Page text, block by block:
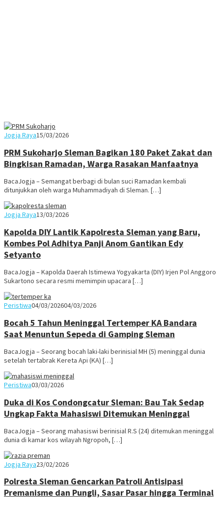
Jogja RayaJuno
15/03/2026
PRM Sukoharjo Sleman Bagikan 180 Paket Zakat dan
Bingkisan Ramadan, Warga Rasakan Manfaatnya
BacaJogja – Semangat berbagi di bulan suci Ramadan kembali
ditunjukkan oleh warga Muhammadiyah di Sleman. […]
Jogja RayaJuno
13/03/2026
Kapolda DIY Lantik Kapolresta Sleman yang Baru,
Kombes Pol Adhitya Panji Anom Gantikan Edy
Setyanto
BacaJogja – Kapolda Daerah Istimewa Yogyakarta (DIY) Irjen Pol Anggoro
Sukartono secara resmi memimpin upacara […]
PeristiwaJuno
04/03/202604/03/2026
Bocah 5 Tahun Meninggal Tertemper KA Bandara
Saat Menuntun Sepeda di Gamping Sleman
BacaJogja – Seorang bocah laki-laki berinisial MH (5) meninggal dunia
setelah tertabrak Kereta Api (KA) […]
PeristiwaJuno
03/03/2026
Duka di Kos Condongcatur Sleman: Bau Tak Sedap
Ungkap Fakta Mahasiswi Ditemukan Meninggal
BacaJogja – Seorang mahasiswi berinisial R.S (24) ditemukan meninggal
dunia di kamar kos wilayah Ngropoh, […]
Jogja RayaJuno
23/02/2026
Polresta Sleman Gencarkan Patroli Antisipasi
Premanisme dan Pungli, Sasar Pasar hingga Terminal